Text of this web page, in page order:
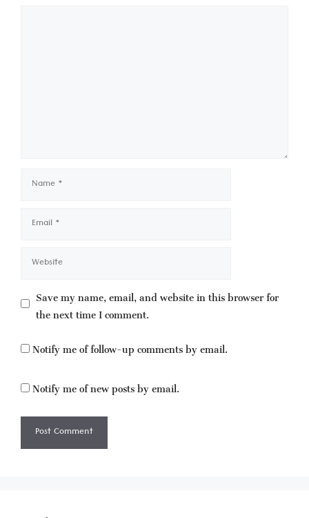
Name
Email
Website
Save my name, email, and website in this browser for
the next time I comment.
Notify me of follow-up comments by email.
Notify me of new posts by email.